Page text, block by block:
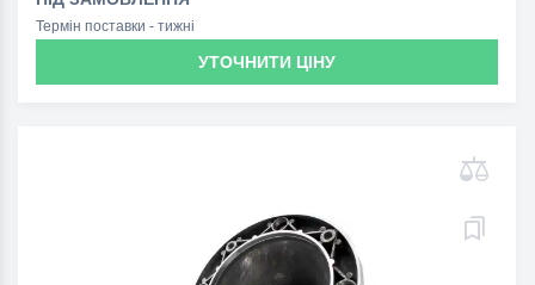
Термін поставки - тижні
УТОЧНИТИ ЦІНУ